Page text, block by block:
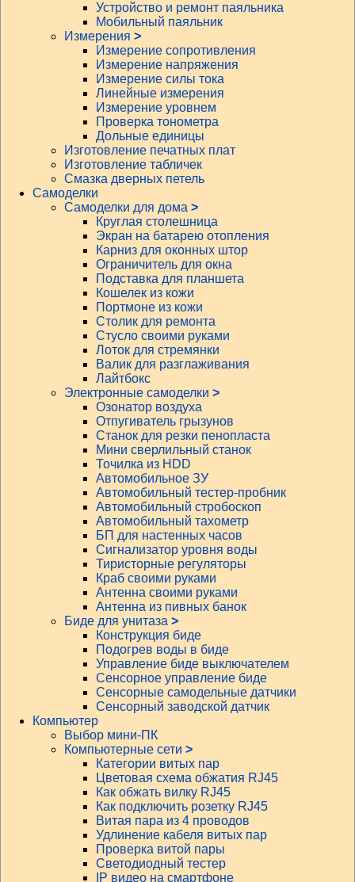
Устройство и ремонт паяльника
Мобильный паяльник
Измерения >
Измерение сопротивления
Измерение напряжения
Измерение силы тока
Линейные измерения
Измерение уровнем
Проверка тонометра
Дольные единицы
Изготовление печатных плат
Изготовление табличек
Смазка дверных петель
Самоделки
Самоделки для дома >
Круглая столешница
Экран на батарею отопления
Карниз для оконных штор
Ограничитель для окна
Подставка для планшета
Кошелек из кожи
Портмоне из кожи
Столик для ремонта
Стусло своими руками
Лоток для стремянки
Валик для разглаживания
Лайтбокс
Электронные самоделки >
Озонатор воздуха
Отпугиватель грызунов
Станок для резки пенопласта
Мини сверлильный станок
Точилка из HDD
Автомобильное ЗУ
Автомобильный тестер-пробник
Автомобильный стробоскоп
Автомобильный тахометр
БП для настенных часов
Сигнализатор уровня воды
Тиристорные регуляторы
Краб своими руками
Антенна своими руками
Антенна из пивных банок
Биде для унитаза >
Конструкция биде
Подогрев воды в биде
Управление биде выключателем
Сенсорное управление биде
Сенсорные самодельные датчики
Сенсорный заводской датчик
Компьютер
Выбор мини-ПК
Компьютерные сети >
Категории витых пар
Цветовая схема обжатия RJ45
Как обжать вилку RJ45
Как подключить розетку RJ45
Витая пара из 4 проводов
Удлинение кабеля витых пар
Проверка витой пары
Светодиодный тестер
IP видео на смартфоне